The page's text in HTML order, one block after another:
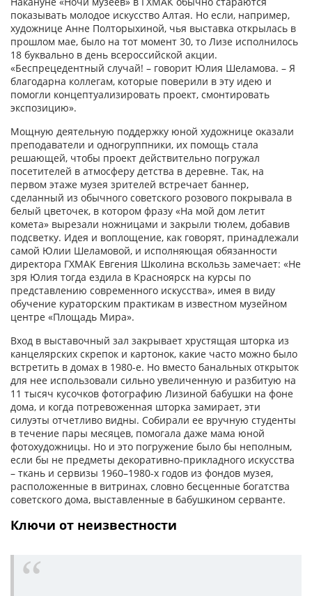
показывать молодое искусство Алтая. Но если, например,
художнице Анне Полторыхиной, чья выставка открылась в
прошлом мае, было на тот момент 30, то Лизе исполнилось
18 буквально в день всероссийской акции.
«Беспрецедентный случай! – говорит Юлия Шеламова. – Я
благодарна коллегам, которые поверили в эту идею и
помогли концептуализировать проект, смонтировать
экспозицию».
Мощную деятельную поддержку юной художнице оказали
преподаватели и одногруппники, их помощь стала
решающей, чтобы проект действительно погружал
посетителей в атмосферу детства в деревне. Так, на
первом этаже музея зрителей встречает баннер,
сделанный из обычного советского розового покрывала в
белый цветочек, в котором фразу «На мой дом летит
комета» вырезали ножницами и закрыли тюлем, добавив
подсветку. Идея и воплощение, как говорят, принадлежали
самой Юлии Шеламовой, и исполняющая обязанности
директора ГХМАК Евгения Школина вскользь замечает: «Не
зря Юлия тогда ездила в Красноярск на курсы по
представлению современного искусства», имея в виду
обучение кураторским практикам в известном музейном
центре «Площадь Мира».
Вход в выставочный зал закрывает хрустящая шторка из
канцелярских скрепок и картонок, какие часто можно было
встретить в домах в 1980-е. Но вместо банальных открыток
для нее использовали сильно увеличенную и разбитую на
11 тысяч кусочков фотографию Лизиной бабушки на фоне
дома, и когда потревоженная шторка замирает, эти
силуэты отчетливо видны. Собирали ее вручную студенты
в течение пары месяцев, помогала даже мама юной
фотохудожницы. Но и это погружение было бы неполным,
если бы не предметы декоративно-прикладного искусства
– ткань и сервизы 1960–1980-х годов из фондов музея,
расположенные в витринах, словно бесценные богатства
советского дома, выставленные в бабушкином серванте.
Ключи от неизвестности